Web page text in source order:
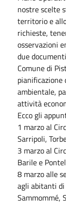
nostre scelte
territorio e
richieste,
osservazioni
due
Comune di
ambientale,
attività
Ecco gli
1 marzo al
Sarripoli,
3 marzo al
Barile e
8 marzo alle
agli abitanti di
Sammommé,